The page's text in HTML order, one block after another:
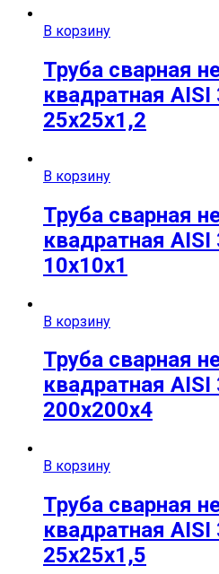
В корзину
Труба сварная
квадратная
25х25х1,2
В корзину
Труба сварная
квадратная
10х10х1
В корзину
Труба сварная
квадратная
200х200х4
В корзину
Труба сварная
квадратная
25х25х1,5